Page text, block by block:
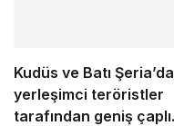
Kudüs ve Batı Şeria’da
yerleşimci teröristler
tarafından geniş çaplı